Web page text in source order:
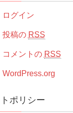
ログイン
投稿の RSS
コメントの RSS
WordPress.org
ポリシー